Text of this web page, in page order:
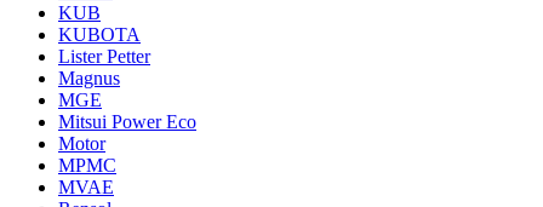
KUB
KUBOTA
Lister Petter
Magnus
MGE
Mitsui Power Eco
Motor
MPMC
MVAE